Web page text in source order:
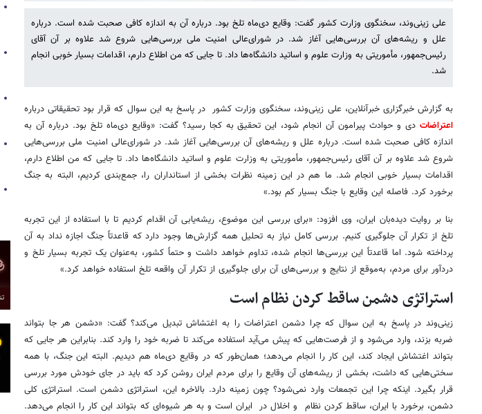
علی زینی‌وند، سخنگوی وزارت کشور گفت: وقایع دی‌ماه تلخ بود. درباره آن به اندازه کافی صحبت شده است. درباره
علل و ریشه‌های آن بررسی‌هایی آغاز شد. در شورای‌عالی امنیت ملی بررسی‌هایی شروع شد علاوه بر آن آقای
رئیس‌جمهور، مأموریتی به وزارت علوم و اساتید دانشگاه‌ها داد. تا جایی که من اطلاع دارم، اقدامات بسیار خوبی انجام
شد.
به گزارش خبرگزاری خبرآنلاین، علی زینی‌وند، سخنگوی وزارت کشور در پاسخ به این سوال که قرار بود تحقیقاتی درباره
اعتراضات دی و حوادث پیرامون آن انجام شود، این تحقیق به کجا رسید؟ گفت: «وقایع دی‌ماه تلخ بود. درباره آن به
اندازه کافی صحبت شده است. درباره علل و ریشه‌های آن بررسی‌هایی آغاز شد. در شورای‌عالی امنیت ملی بررسی‌هایی
شروع شد علاوه بر آن آقای رئیس‌جمهور، مأموریتی به وزارت علوم و اساتید دانشگاه‌ها داد. تا جایی که من اطلاع دارم،
اقدامات بسیار خوبی انجام شد. ما هم در این زمینه نظرات بخشی از استانداران را، جمع‌بندی کردیم، البته به جنگ
برخورد کرد. فاصله این وقایع با جنگ بسیار کم بود.»
بنا بر روایت دیده‌بان ایران، وی افزود: «برای بررسی این موضوع، ریشه‌یابی آن اقدام کردیم تا با استفاده از این تجربه‌
تلخ از تکرار آن جلوگیری کنیم. بررسی کامل نیاز به تحلیل همه گزارش‌ها وجود دارد که قاعدتاً جنگ اجازه نداد به آن
پرداخته شود. اما قاعدتاً این بررسی‌ها انجام شده، تداوم خواهد داشت و حتماً کشور، به‌عنوان یک تجربه بسیار تلخ و
دردآور برای مردم، به‌موقع از نتایج و بررسی‌های آن برای جلوگیری از تکرار آن واقعه تلخ استفاده خواهد کرد.»
استراتژی دشمن ساقط کردن نظام است
زینی‌وند در پاسخ به این سوال که چرا دشمن اعتراضات را به اغتشاش تبدیل می‌کند؟ گفت: «دشمن هر جا بتواند
ضربه بزند، وارد می‌شود و از فرصت‌هایی که پیش می‌آید استفاده می‌کند تا ضربه خود را وارد کند. بنابراین هر جایی که
بتواند اغتشاش ایجاد کند، این کار را انجام می‌دهد؛ همان‌طور که در وقایع دی‌ماه هم دیدیم. البته این جنگ، با همه
سختی‌هایی که داشت، بخشی از ریشه‌های آن وقایع را برای مردم ایران روشن کرد که باید در جای خودش مورد بررسی
قرار بگیرد. اینکه چرا این تجمعات وارد نمی‌شود؟ چون زمینه دارد. بالاخره این، استراتژی دشمن است. استراتژی کلی
دشمن، برخورد با ایران، ساقط کردن نظام و اخلال در ایران است و به هر شیوه‌ای که بتواند این کار را انجام می‌دهد.